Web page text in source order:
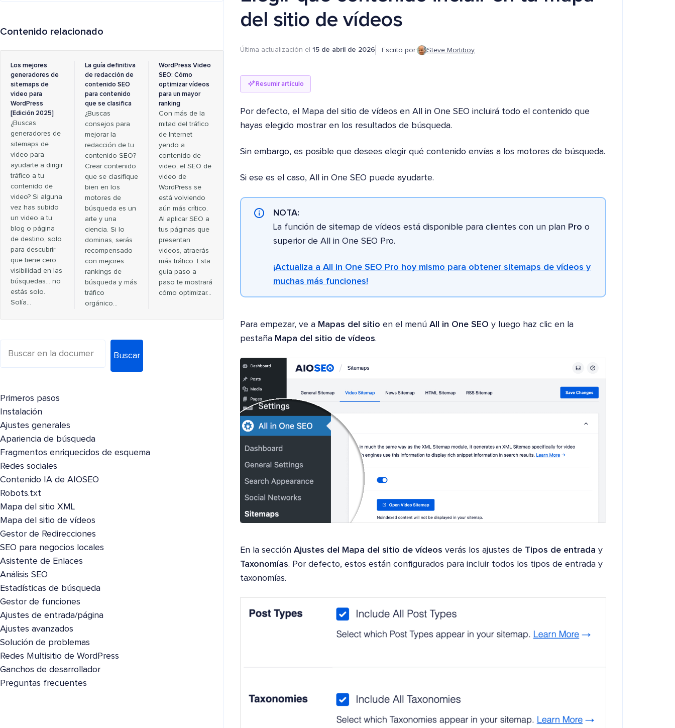
del sitio de vídeos
Última actualización el 15 de abril de 2026 Escrito por: Steve Mortiboy
Resumir artículo
Por defecto, el Mapa del sitio de vídeos en All in One SEO incluirá todo el contenido que
hayas elegido mostrar en los resultados de búsqueda.
Sin embargo, es posible que desees elegir qué contenido envías a los motores de búsqueda.
Si ese es el caso, All in One SEO puede ayudarte.
NOTA:
La función de sitemap de vídeos está disponible para clientes con un plan Pro o
superior de All in One SEO Pro.
¡Actualiza a All in One SEO Pro hoy mismo para obtener sitemaps de vídeos y
muchas más funciones!
Para empezar, ve a Mapas del sitio en el menú All in One SEO y luego haz clic en la
pestaña Mapa del sitio de vídeos.
En la sección Ajustes del Mapa del sitio de vídeos verás los ajustes de Tipos de entrada y
Taxonomías. Por defecto, estos están configurados para incluir todos los tipos de entrada y
taxonomías.
Contenido relacionado
Los mejores
generadores de
sitemaps de
video para
WordPress
[Edición 2025]
¿Buscas
generadores de
sitemaps de
video para
ayudarte a dirigir
tráfico a tu
contenido de
video? Si alguna
vez has subido
un video a tu
blog o página
de destino, solo
para descubrir
que tiene cero
visibilidad en las
búsquedas… no
estás solo.
Solía…
La guía definitiva
de redacción de
contenido SEO
para contenido
que se clasifica
¿Buscas
consejos para
mejorar la
redacción de tu
contenido SEO?
Crear contenido
que se clasifique
bien en los
motores de
búsqueda es un
arte y una
ciencia. Si lo
dominas, serás
recompensado
con mejores
rankings de
búsqueda y más
tráfico
orgánico…
WordPress Video
SEO: Cómo
optimizar vídeos
para un mayor
ranking
Con más de la
mitad del tráfico
de Internet
yendo a
contenido de
video, el SEO de
video de
WordPress se
está volviendo
aún más crítico.
Al aplicar SEO a
tus páginas que
presentan
videos, atraerás
más tráfico. Esta
guía paso a
paso te mostrará
cómo optimizar…
Buscar
Primeros pasos
Instalación
Ajustes generales
Apariencia de búsqueda
Fragmentos enriquecidos de esquema
Redes sociales
Contenido IA de AIOSEO
Robots.txt
Mapa del sitio XML
Mapa del sitio de vídeos
Gestor de Redirecciones
SEO para negocios locales
Asistente de Enlaces
Análisis SEO
Estadísticas de búsqueda
Gestor de funciones
Ajustes de entrada/página
Ajustes avanzados
Solución de problemas
Redes Multisitio de WordPress
Ganchos de desarrollador
Preguntas frecuentes